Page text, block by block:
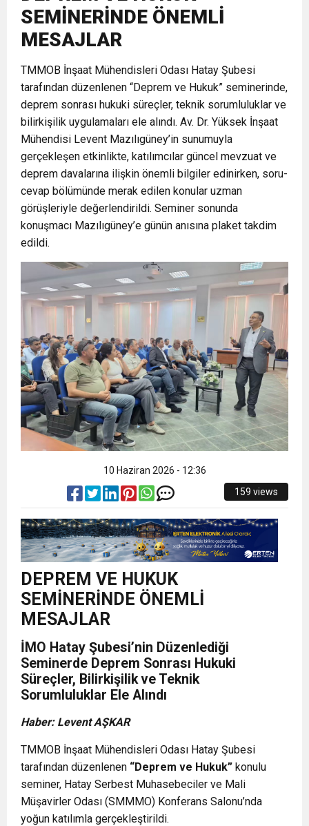
ve Onur Nişanesidir
CUMHURİYET BAYRAMI MESAJI
17:36
1:00 İTSO İŞ-KUR SGK TOPLANTI
21:40 CEYLANDERE’DE BAŞKAN EMRAH
KARAÇAY’A SEVGİ SELİ
18:22 BAŞKAN SAMİ ÜSTÜN’DEN
GÖNÜLLERE DOKUNAN ZİYARET
SEMİNERİNDE ÖNEMLİ
MESAJLAR
TMMOB İnşaat Mühendisleri Odası Hatay Şubesi
tarafından düzenlenen “Deprem ve Hukuk” seminerinde,
deprem sonrası hukuki süreçler, teknik sorumluluklar ve
bilirkişilik uygulamaları ele alındı. Av. Dr. Yüksek İnşaat
Mühendisi Levent Mazılıgüney’in sunumuyla
gerçekleşen etkinlikte, katılımcılar güncel mevzuat ve
deprem davalarına ilişkin önemli bilgiler edinirken, soru-
cevap bölümünde merak edilen konular uzman
görüşleriyle değerlendirildi. Seminer sonunda
konuşmacı Mazılıgüney’e günün anısına plaket takdim
edildi.
10 Haziran 2026 - 12:36
159 views
DEPREM VE HUKUK
SEMİNERİNDE ÖNEMLİ
MESAJLAR
İMO Hatay Şubesi’nin Düzenlediği
Seminerde Deprem Sonrası Hukuki
Süreçler, Bilirkişilik ve Teknik
Sorumluluklar Ele Alındı
Haber: Levent AŞKAR
TMMOB İnşaat Mühendisleri Odası Hatay Şubesi
tarafından düzenlenen “Deprem ve Hukuk” konulu
seminer, Hatay Serbest Muhasebeciler ve Mali
Müşavirler Odası (SMMMO) Konferans Salonu’nda
yoğun katılımla gerçekleştirildi.